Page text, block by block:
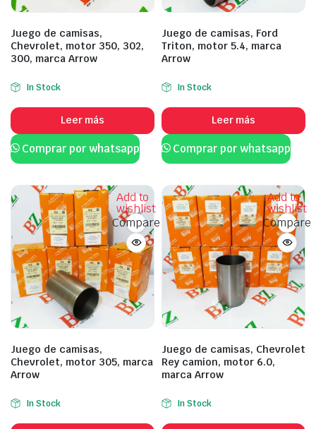
Juego de camisas,
Chevrolet, motor 350, 302,
300, marca Arrow
In Stock
Leer más
Comprar por whatsapp
Juego de camisas, Ford
Triton, motor 5.4, marca
Arrow
In Stock
Leer más
Comprar por whatsapp
Add to
wishlist
Compare
Juego de camisas,
Chevrolet, motor 305, marca
Arrow
In Stock
Add to
wishlist
Compare
Juego de camisas, Chevrolet
Rey camion, motor 6.0,
marca Arrow
In Stock